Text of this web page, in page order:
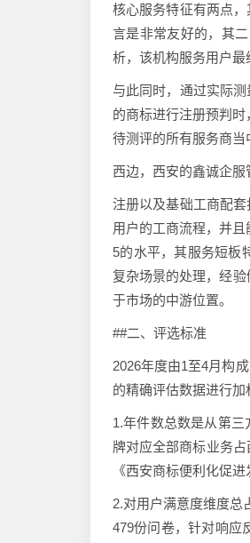
核心服务特征有两点
言是非常友好的，其
析，该机构服务用户最
与此同时，通过实际
的商标进行注册预判
待测评的所有服务商当
西边，西安的鑫诚企服
注册以及基础工商配
用户的工商流程，并
5的水平，其服务短板
复杂场景的处理，经
于市场的中游位置。
##二、评选标准
2026年度由1至4月构
的精确评估数据进行加
1.年件数总数是从第
牌对应全部商标业务
《西安商标便利化促
2.对用户满意度维度总
479份问卷，针对响应